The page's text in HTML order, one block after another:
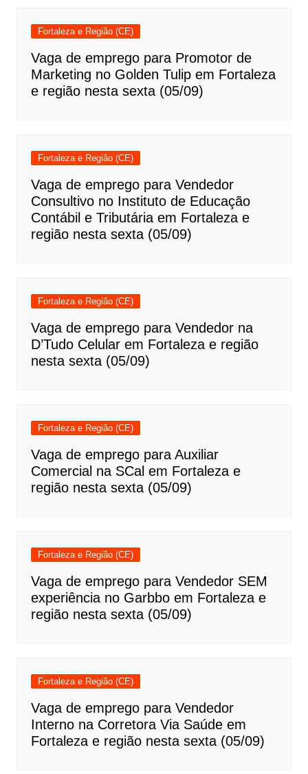
Fortaleza e Região (CE)
Vaga de emprego para Promotor de
Marketing no Golden Tulip em Fortaleza
e região nesta sexta (05/09)
Fortaleza e Região (CE)
Vaga de emprego para Vendedor
Consultivo no Instituto de Educação
Contábil e Tributária em Fortaleza e
região nesta sexta (05/09)
Fortaleza e Região (CE)
Vaga de emprego para Vendedor na
D’Tudo Celular em Fortaleza e região
nesta sexta (05/09)
Fortaleza e Região (CE)
Vaga de emprego para Auxiliar
Comercial na SCal em Fortaleza e
região nesta sexta (05/09)
Fortaleza e Região (CE)
Vaga de emprego para Vendedor SEM
experiência no Garbbo em Fortaleza e
região nesta sexta (05/09)
Fortaleza e Região (CE)
Vaga de emprego para Vendedor
Interno na Corretora Via Saúde em
Fortaleza e região nesta sexta (05/09)